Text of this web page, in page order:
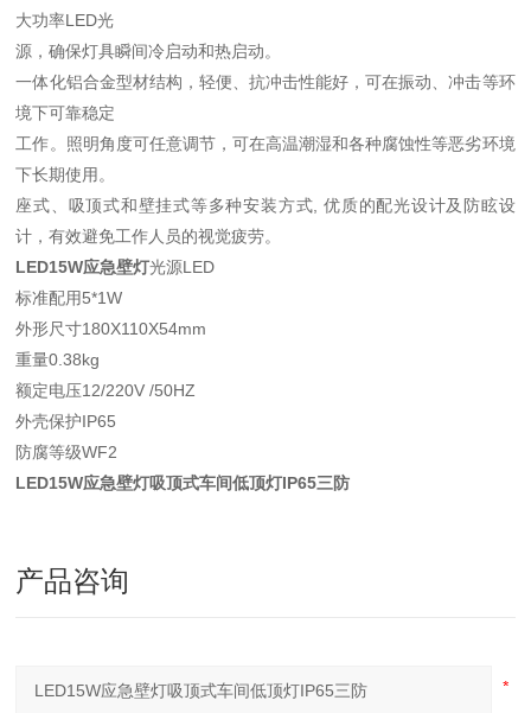
大功率LED光
源，确保灯具瞬间冷启动和热启动。
一体化铝合金型材结构，轻便、抗冲击性能好，可在振动、冲击等环
境下可靠稳定
工作。照明角度可任意调节，可在高温潮湿和各种腐蚀性等恶劣环境
下长期使用。
座式、吸顶式和壁挂式等多种安装方式, 优质的配光设计及防眩设
计，有效避免工作人员的视觉疲劳。
LED15W应急壁灯光源LED
标准配用5*1W
外形尺寸180X110X54mm
重量0.38kg
额定电压12/220V /50HZ
外壳保护IP65
防腐等级WF2
LED15W应急壁灯吸顶式车间低顶灯IP65三防
产品咨询